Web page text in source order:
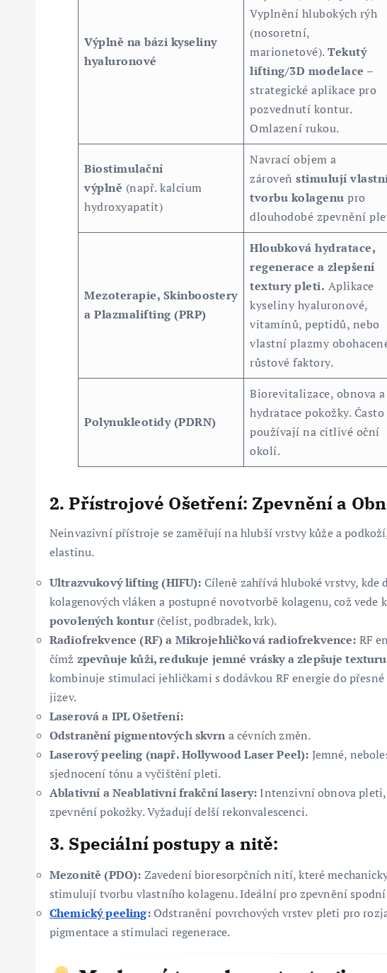
Výplně na bázi kyseliny
hyaluronové
Vyplnění hlubokých rýh
(nosoretní,
marionetové).Tekutý
lifting/3D modelace –
strategické aplikace pro
pozvednutí kontur.
Omlazení rukou.
Biostimulační
výplně (např. kalcium
hydroxyapatit)
Navrací objem a
zároveň stimulují
tvorbu kolagenu pro
dlouhodobé zpevnění
Mezoterapie, Skinboostery
a Plazmalifting (PRP)
Hloubková hydratace,
regenerace a zlepšení
textury pleti. Aplikace
kyseliny hyaluronové,
vitamínů, peptidů, nebo
vlastní plazmy
růstové faktory.
Polynukleotidy (PDRN)
Biorevitalizace, obnova a
hydratace pokožky. Často
používají na citlivé oční
okolí.
2. Přístrojové Ošetření: Zpevnění a
Neinvazivní přístroje se zaměřují na hlubší vrstvy kůže a
elastinu.
Ultrazvukový lifting (HIFU): Cíleně zahřívá hluboké vrstvy, kde
kolagenových vláken a postupné novotvorbě kolagenu, což vede
povolených kontur(čelist, podbradek, krk).
Radiofrekvence (RF) a Mikrojehličková radiofrekvence: RF
čímž zpevňuje kůži, redukuje jemné vrásky a zlepšuje
kombinuje stimulaci jehličkami s dodávkou RF energie do
jizev.
Laserová a IPL Ošetření:
Odstranění pigmentových skvrn a cévních změn.
Laserový peeling (např. Hollywood Laser Peel): Jemné,
sjednocení tónu a vyčištění pleti.
Ablativní a Neablativní frakční lasery: Intenzivní obnova pleti,
zpevnění pokožky. Vyžadují delší rekonvalescenci.
3. Speciální postupy a nitě:
Mezonitě (PDO): Zavedení bioresorpčních nití, které
stimulují tvorbu vlastního kolagenu. Ideální pro zpevnění
Chemický peeling:Odstranění povrchových vrstev pleti pro
pigmentace a stimulaci regenerace.